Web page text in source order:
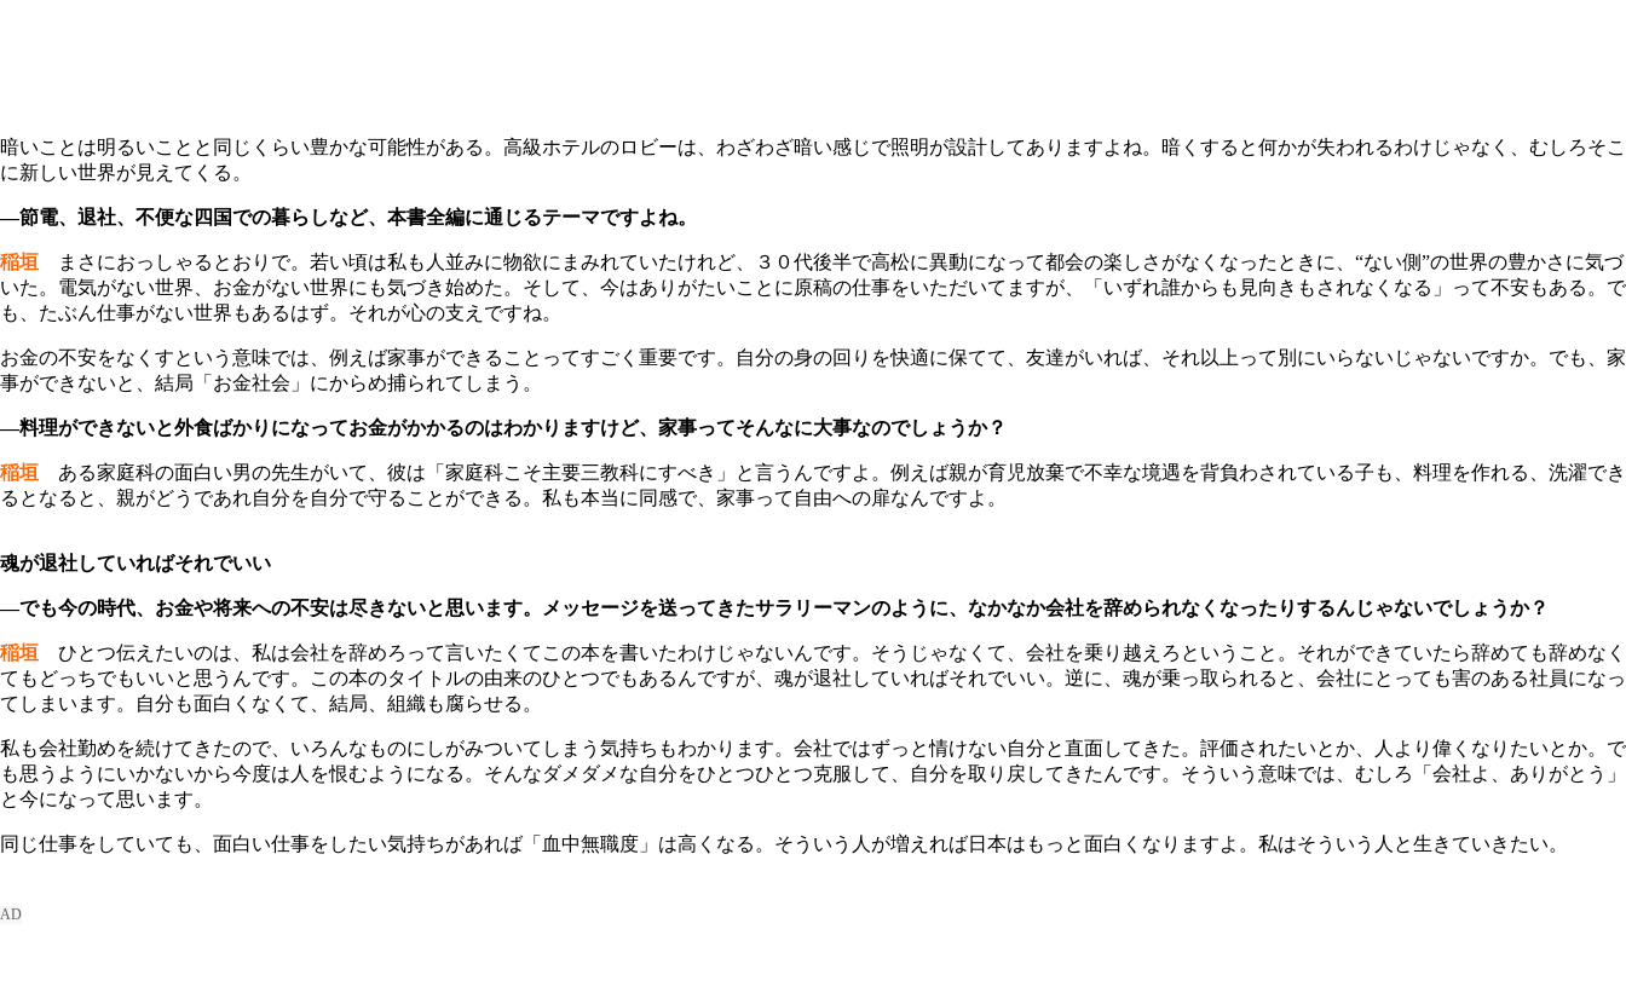
暗いことは明るいことと同じくらい豊かな可能性がある。高級ホテルのロビーは、わざわざ暗い感じで照明が設計してありますよね。暗くすると何かが失われるわけじゃなく、むしろそこ
に新しい世界が見えてくる。
―節電、退社、不便な四国での暮らしなど、本書全編に通じるテーマですよね。
稲垣 まさにおっしゃるとおりで。若い頃は私も人並みに物欲にまみれていたけれど、３０代後半で高松に異動になって都会の楽しさがなくなったときに、“ない側”の世界の豊かさに気づ
いた。電気がない世界、お金がない世界にも気づき始めた。そして、今はありがたいことに原稿の仕事をいただいてますが、「いずれ誰からも見向きもされなくなる」って不安もある。で
も、たぶん仕事がない世界もあるはず。それが心の支えですね。
お金の不安をなくすという意味では、例えば家事ができることってすごく重要です。自分の身の回りを快適に保てて、友達がいれば、それ以上って別にいらないじゃないですか。でも、家
事ができないと、結局「お金社会」にからめ捕られてしまう。
―料理ができないと外食ばかりになってお金がかかるのはわかりますけど、家事ってそんなに大事なのでしょうか？
稲垣 ある家庭科の面白い男の先生がいて、彼は「家庭科こそ主要三教科にすべき」と言うんですよ。例えば親が育児放棄で不幸な境遇を背負わされている子も、料理を作れる、洗濯でき
るとなると、親がどうであれ自分を自分で守ることができる。私も本当に同感で、家事って自由への扉なんですよ。
魂が退社していればそれでいい
―でも今の時代、お金や将来への不安は尽きないと思います。メッセージを送ってきたサラリーマンのように、なかなか会社を辞められなくなったりするんじゃないでしょうか？
稲垣 ひとつ伝えたいのは、私は会社を辞めろって言いたくてこの本を書いたわけじゃないんです。そうじゃなくて、会社を乗り越えろということ。それができていたら辞めても辞めなく
てもどっちでもいいと思うんです。この本のタイトルの由来のひとつでもあるんですが、魂が退社していればそれでいい。逆に、魂が乗っ取られると、会社にとっても害のある社員になっ
てしまいます。自分も面白くなくて、結局、組織も腐らせる。
私も会社勤めを続けてきたので、いろんなものにしがみついてしまう気持ちもわかります。会社ではずっと情けない自分と直面してきた。評価されたいとか、人より偉くなりたいとか。で
も思うようにいかないから今度は人を恨むようになる。そんなダメダメな自分をひとつひとつ克服して、自分を取り戻してきたんです。そういう意味では、むしろ「会社よ、ありがとう」
と今になって思います。
同じ仕事をしていても、面白い仕事をしたい気持ちがあれば「血中無職度」は高くなる。そういう人が増えれば日本はもっと面白くなりますよ。私はそういう人と生きていきたい。